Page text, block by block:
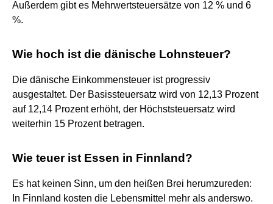
Außerdem gibt es Mehrwertsteuersätze von 12 % und 6
%.
Wie hoch ist die dänische Lohnsteuer?
Die dänische Einkommensteuer ist progressiv
ausgestaltet. Der Basissteuersatz wird von 12,13 Prozent
auf 12,14 Prozent erhöht, der Höchststeuersatz wird
weiterhin 15 Prozent betragen.
Wie teuer ist Essen in Finnland?
Es hat keinen Sinn, um den heißen Brei herumzureden:
In Finnland kosten die Lebensmittel mehr als anderswo.